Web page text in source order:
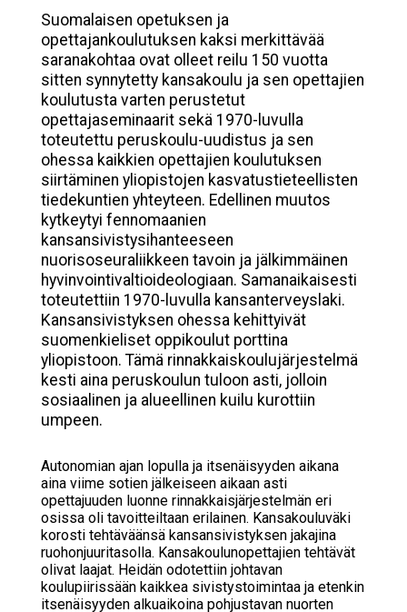
Suomalaisen opetuksen ja
opettajankoulutuksen kaksi merkittävää
saranakohtaa ovat olleet reilu 150 vuotta
sitten synnytetty kansakoulu ja sen opettajien
koulutusta varten perustetut
opettajaseminaarit sekä 1970-luvulla
toteutettu peruskoulu-uudistus ja sen
ohessa kaikkien opettajien koulutuksen
siirtäminen yliopistojen kasvatustieteellisten
tiedekuntien yhteyteen. Edellinen muutos
kytkeytyi fennomaanien
kansansivistysihanteeseen
nuorisoseuraliikkeen tavoin ja jälkimmäinen
hyvinvointivaltioideologiaan. Samanaikaisesti
toteutettiin 1970-luvulla kansanterveyslaki.
Kansansivistyksen ohessa kehittyivät
suomenkieliset oppikoulut porttina
yliopistoon. Tämä rinnakkaiskoulujärjestelmä
kesti aina peruskoulun tuloon asti, jolloin
sosiaalinen ja alueellinen kuilu kurottiin
umpeen.
Autonomian ajan lopulla ja itsenäisyyden aikana
aina viime sotien jälkeiseen aikaan asti
opettajuuden luonne rinnakkaisjärjestelmän eri
osissa oli tavoitteiltaan erilainen. Kansakouluväki
korosti tehtäväänsä kansansivistyksen jakajina
ruohonjuuritasolla. Kansakoulunopettajien tehtävät
olivat laajat. Heidän odotettiin johtavan
koulupiirissään kaikkea sivistystoimintaa ja etenkin
itsenäisyyden alkuaikoina pohjustavan nuorten